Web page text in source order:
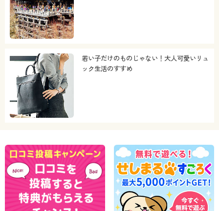
若い子だけのものじゃない！大人可愛いリュ
ック生活のすすめ